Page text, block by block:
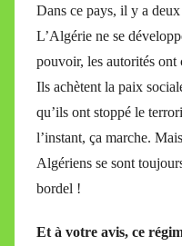
Dans ce pays, il y a
L’Algérie ne se
pouvoir, les autorités ont
Ils achètent la paix
qu’ils ont stoppé le
l’instant, ça marche.
Algériens se sont
bordel !
Et à votre avis, ce